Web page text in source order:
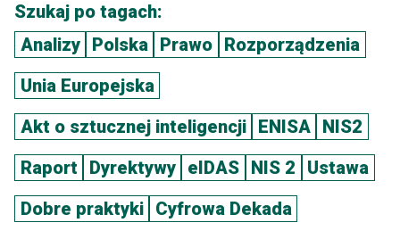
Szukaj po tagach:
Analizy
Polska Prawo Rozporządzenia
Unia Europejska
Akt o sztucznej inteligencji
ENISA NIS2
Raport
Dyrektywy eIDAS NIS 2
Ustawa
Dobre praktyki
Cyfrowa Dekada